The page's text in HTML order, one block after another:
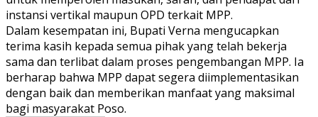
instansi vertikal maupun OPD terkait MPP.
Dalam kesempatan ini, Bupati Verna mengucapkan
terima kasih kepada semua pihak yang telah bekerja
sama dan terlibat dalam proses pengembangan MPP. Ia
berharap bahwa MPP dapat segera diimplementasikan
dengan baik dan memberikan manfaat yang maksimal
bagi masyarakat Poso.